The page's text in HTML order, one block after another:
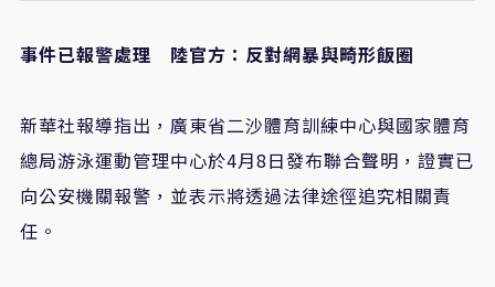
事件已報警處理 陸官方：反對網暴與畸形飯圈
新華社報導指出，廣東省二沙體育訓練中心與國家體育
總局游泳運動管理中心於4月8日發布聯合聲明，證實已
向公安機關報警，並表示將透過法律途徑追究相關責
任。